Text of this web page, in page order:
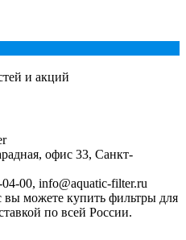
и акций
офис 33, Санкт-
00, info@aquatic-filter.ru
можете купить фильтры для
по всей России.